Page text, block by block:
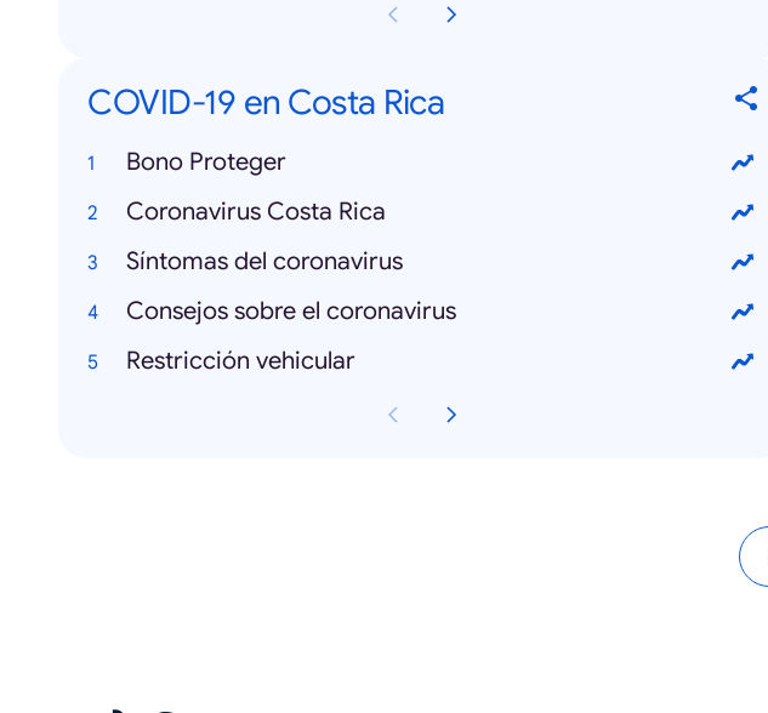
COVID-19 en Costa Rica
Bono Proteger
Coronavirus Costa Rica
Síntomas del coronavirus
Consejos sobre el coronavirus
Restricción vehicular